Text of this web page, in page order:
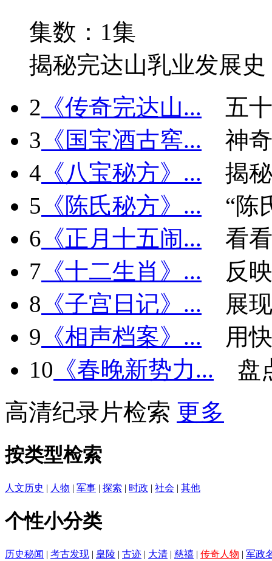
集数：1集
揭秘完达山乳业发展史
2 《传奇完达山...
五
3 《国宝酒古窖...
神
4 《八宝秘方》...
揭
5 《陈氏秘方》...
“陈
6 《正月十五闹...
看
7 《十二生肖》...
反
8 《子宫日记》...
展
9 《相声档案》...
用
10 《春晚新势力...
盘
高清纪录片检索 更多
按类型检索
人文历史 | 人物 | 军事 | 探索 | 时政 | 社会 | 其他
个性小分类
历史秘闻 | 考古发现 | 皇陵 | 古迹 | 大清 | 慈禧 | 传奇人物 | 军政